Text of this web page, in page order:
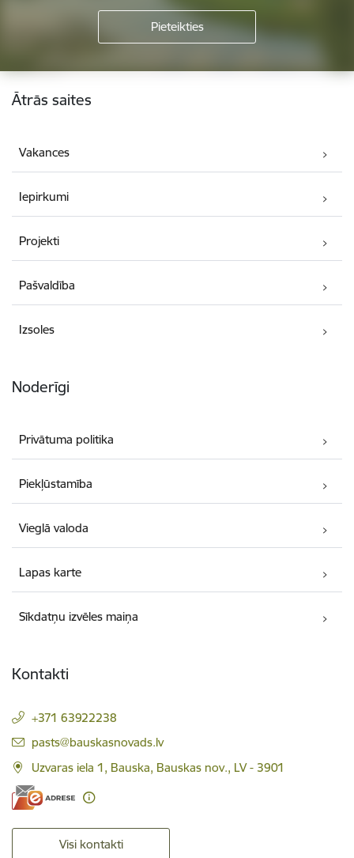
Kājene
Ātrās saites
Vakances
Iepirkumi
Projekti
Pašvaldība
Izsoles
Noderīgi
Privātuma politika
Piekļūstamība
Vieglā valoda
Lapas karte
Sīkdatņu izvēles maiņa
Kontakti
+371 63922238
E-pasts:
pasts@bauskasnovads.lv
Uzvaras iela 1, Bauska, Bauskas nov., LV - 3901
Visi kontakti